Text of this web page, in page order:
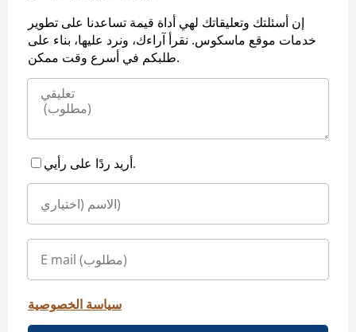
إن أسئلتك وتعليقاتك لهي أداة قيمة تساعدنا على تطوير
خدمات موقع ماسكوس. نقرأ آراءك، ونرد عليها، بناء على
طلبكم في أسرع وقت ممكن.
أريد ردًا على رأيي.
سياسة الخصوصية